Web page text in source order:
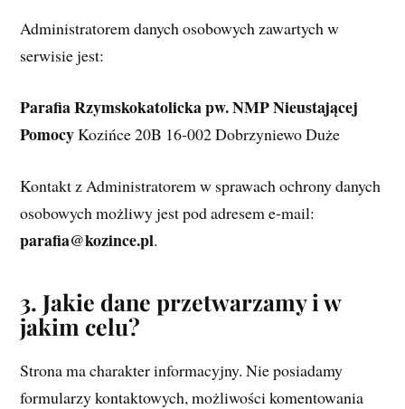
Administratorem danych osobowych zawartych w
serwisie jest:
Parafia Rzymskokatolicka pw. NMP Nieustającej
PomocyKozińce 20B 16-002 Dobrzyniewo Duże
Kontakt z Administratorem w sprawach ochrony danych
osobowych możliwy jest pod adresem e-mail:
parafia@kozince.pl.
3. Jakie dane przetwarzamy i w
jakim celu?
Strona ma charakter informacyjny. Nie posiadamy
formularzy kontaktowych, możliwości komentowania